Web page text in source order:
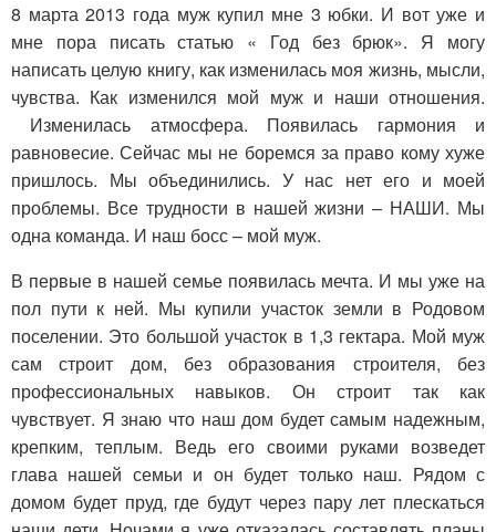
8 марта 2013 года муж купил мне 3 юбки. И вот уже и
мне пора писать статью « Год без брюк». Я могу
написать целую книгу, как изменилась моя жизнь, мысли,
чувства. Как изменился мой муж и наши отношения.
Изменилась атмосфера. Появилась гармония и
равновесие. Сейчас мы не боремся за право кому хуже
пришлось. Мы объединились. У нас нет его и моей
проблемы. Все трудности в нашей жизни – НАШИ. Мы
одна команда. И наш босс – мой муж.
В первые в нашей семье появилась мечта. И мы уже на
пол пути к ней. Мы купили участок земли в Родовом
поселении. Это большой участок в 1,3 гектара. Мой муж
сам строит дом, без образования строителя, без
профессиональных навыков. Он строит так как
чувствует. Я знаю что наш дом будет самым надежным,
крепким, теплым. Ведь его своими руками возведет
глава нашей семьи и он будет только наш. Рядом с
домом будет пруд, где будут через пару лет плескаться